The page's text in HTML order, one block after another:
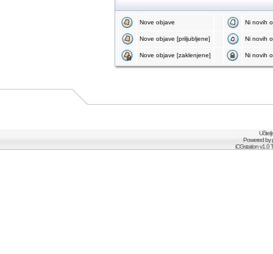
Nove objave Ni novih
Nove objave [priljubljene] Ni novih
Nove objave [zaklenjene] Ni novih
Powered by
iCGstation v1.0